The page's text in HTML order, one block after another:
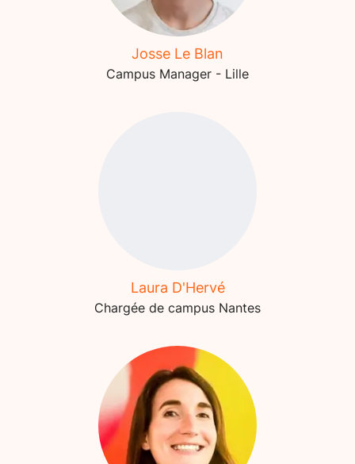
Josse Le Blan
Campus Manager - Lille
Laura D'Hervé
Chargée de campus Nantes